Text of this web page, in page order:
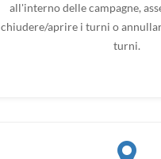
all'interno delle campagne,
chiudere/aprire i turni o
turni.